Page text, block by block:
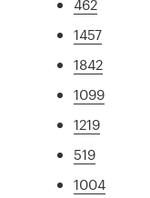
462
1457
1842
1099
1219
519
1004